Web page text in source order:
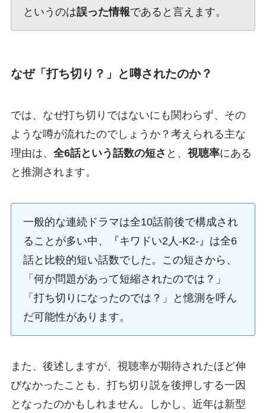
というのは誤った情報であると言えます。
なぜ「打ち切り？」と噂されたのか？
では、なぜ打ち切りではないにも関わらず、その
ような噂が流れたのでしょうか？考えられる主な
理由は、 全6話という話数の短さ と、 視聴率にある
と推測されます。
一般的な連続ドラマは全10話前後で構成され
ることが多い中、『キワドい2人-K2-』は全6
話と比較的短い話数でした。この短さから、
「何か問題があって短縮されたのでは？」
「打ち切りになったのでは？」と憶測を呼ん
だ可能性があります。
また、後述しますが、視聴率が期待されたほど伸
びなかったことも、打ち切り説を後押しする一因
となったのかもしれません。しかし、近年は新型